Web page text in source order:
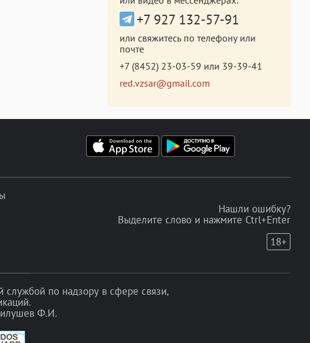
+7 927 132-57-91
или свяжитесь по телефону или
почте
+7 (8452) 23-03-59 или 39-39-41
red.vzsar@gmail.com
Нашли ошибку?
Выделите слово и нажмите Ctrl+Enter
18+
по надзору в сфере связи,
Ф.И.